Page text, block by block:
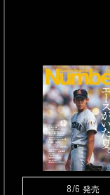
8/6 発売